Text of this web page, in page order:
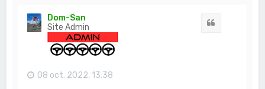
Dom-San
Site Admin
08 oct. 2022, 13:38